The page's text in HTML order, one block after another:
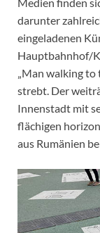
darunter
eingeladenen
Hauptbahnhof/
„Man walking
strebt. Der
Innenstadt mit
flächigen
aus Rumänien